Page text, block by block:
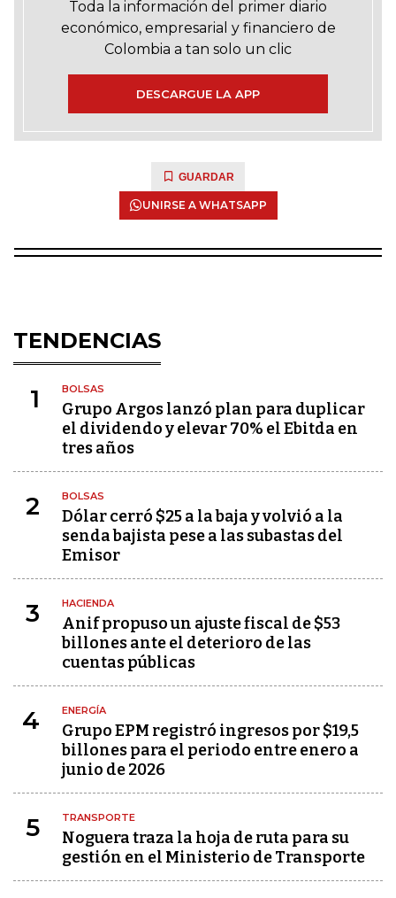
Toda la información del primer diario
económico, empresarial y financiero de
Colombia a tan solo un clic
DESCARGUE LA APP
GUARDAR
UNIRSE A WHATSAPP
TENDENCIAS
1 BOLSAS
Grupo Argos lanzó plan para duplicar
el dividendo y elevar 70% el Ebitda en
tres años
2 BOLSAS
Dólar cerró $25 a la baja y volvió a la
senda bajista pese a las subastas del
Emisor
3 HACIENDA
Anif propuso un ajuste fiscal de $53
billones ante el deterioro de las
cuentas públicas
4 ENERGÍA
Grupo EPM registró ingresos por $19,5
billones para el periodo entre enero a
junio de 2026
5 TRANSPORTE
Noguera traza la hoja de ruta para su
gestión en el Ministerio de Transporte